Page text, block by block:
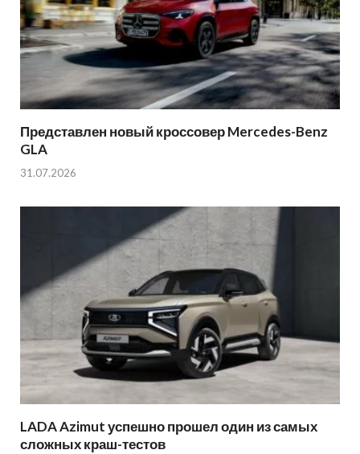
Представлен новый кроссовер Mercedes-Benz
GLA
31.07.2026
LADA Azimut успешно прошел один из самых
сложных краш-тестов